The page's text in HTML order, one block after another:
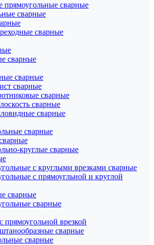
прямоугольные сварные
сварные
сварные
сварные
сварные
сварные
сварные
сварные
сварные
сварные
круглые сварные
с круглыми врезками сварные
с прямоугльной и круглой
сварные
сварные
прямоугольной врезкой
сварные
сварные